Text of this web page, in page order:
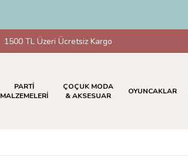
1500 TL Üzeri Ücretsiz Kargo
PARTİ
MALZEMELERİ
ÇOÇUK MODA
& AKSESUAR
OYUNCAKLAR